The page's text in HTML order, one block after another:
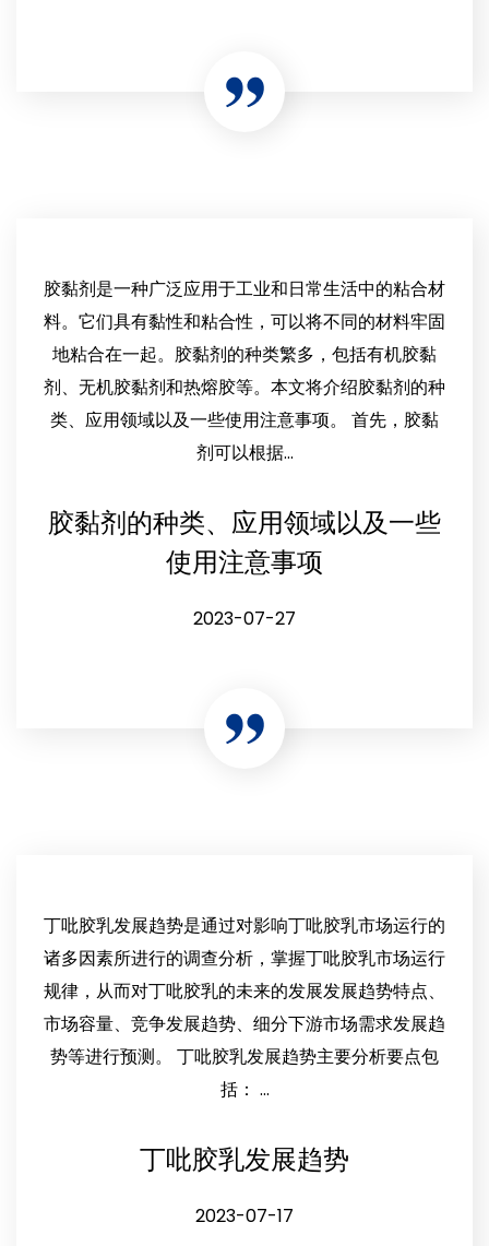
胶黏剂是一种广泛应用于工业和日常生活中的粘合材
料。它们具有黏性和粘合性，可以将不同的材料牢固
地粘合在一起。胶黏剂的种类繁多，包括有机胶黏
剂、无机胶黏剂和热熔胶等。本文将介绍胶黏剂的种
类、应用领域以及一些使用注意事项。 首先，胶黏
剂可以根据...
胶黏剂的种类、应用领域以及一些
使用注意事项
2023-07-27
丁吡胶乳发展趋势是通过对影响丁吡胶乳市场运行的
诸多因素所进行的调查分析，掌握丁吡胶乳市场运行
规律，从而对丁吡胶乳的未来的发展发展趋势特点、
市场容量、竞争发展趋势、细分下游市场需求发展趋
势等进行预测。 丁吡胶乳发展趋势主要分析要点包
括： ...
丁吡胶乳发展趋势
2023-07-17